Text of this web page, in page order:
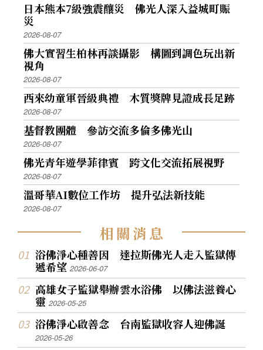
日本熊本7級強震釀災 佛光人深入益城町賑
災
2026-08-07
佛大實習生柏林再談攝影 構圖到調色玩出新
視角
2026-08-07
西來幼童軍晉級典禮 木質獎牌見證成長足跡
2026-08-07
基督教團體 參訪交流多倫多佛光山
2026-08-07
佛光青年遊學菲律賓 跨文化交流拓展視野
2026-08-07
溫哥華AI數位工作坊 提升弘法新技能
2026-08-07
相關消息
浴佛淨心種善因 達拉斯佛光人走入監獄傳
遞希望2026-06-07
高雄女子監獄舉辦雲水浴佛 以佛法滋養心
靈2026-05-25
浴佛淨心啟善念 台南監獄收容人迎佛誕
2026-05-26